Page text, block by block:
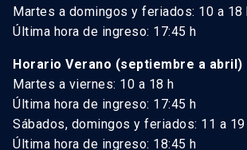
Martes a domingos y feriados: 10 a 18
Última hora de ingreso: 17:45 h
Horario Verano (septiembre a abril)
Martes a viernes: 10 a 18 h
Última hora de ingreso: 17:45 h
Sábados, domingos y feriados: 11 a 19
Última hora de ingreso: 18:45 h